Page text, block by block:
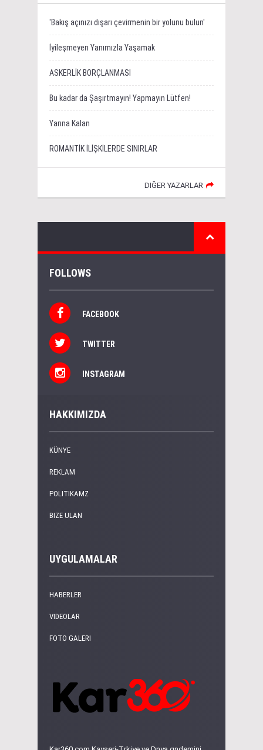
'Bakış açınızı dışarı çevirmenin bir yolunu bulun'
İyileşmeyen Yanımızla Yaşamak
ASKERLİK BORÇLANMASI
Bu kadar da Şaşırtmayın! Yapmayın Lütfen!
Yarına Kalan
ROMANTİK İLİŞKİLERDE SINIRLAR
DIĞER YAZARLAR
FOLLOWS
FACEBOOK
TWITTER
INSTAGRAM
HAKKIMIZDA
KÜNYE
REKLAM
POLITIKAMZ
BIZE ULAN
UYGULAMALAR
HABERLER
VIDEOLAR
FOTO GALERI